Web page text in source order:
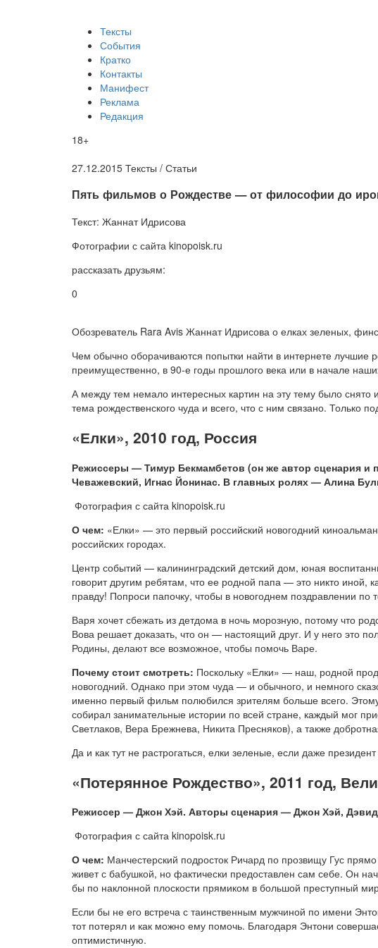
Тексты
События
Кратко
Контакты
Манифест
Реклама
Редакция
18+
27.12.2015 Тексты / Статьи
​Пять фильмов о Рождестве — от философии до
Текст: Жаннат Идрисова
Фотографии с сайта kinopoisk.ru
рассказать друзьям:
0
Обозреватель Rara Avis Жаннат Идрисова о елках зеленых,
Чем обычно оборачиваются попытки найти в интернете лучшие
преимущественно, в 90-е годы прошлого века или в начале
А между тем немало интересных картин на эту тему было
тема рождественского чуда и всего, что с ним связано.
«Елки», 2010 год, Россия
Режиссеры — Тимур Бекмамбетов (он же автор сценария
Чеважевский, Игнас Йонинас. В главных ролях — Алина
Фотография с сайта kinopoisk.ru
О чем: «Елки» — это первый российский новогодний
российских городах.
Центр событий — калининградский детский дом, юная
говорит другим ребятам, что ее родной папа — это никто иной,
правду! Попроси папочку, чтобы в новогоднем поздравлении
Варя хочет сбежать из детдома в ночь морозную, потому что
Вова решает доказать, что он — настоящий друг. И у него это
Родины, делают все возможное, чтобы помочь Варе.
Почему стоит смотреть: Поскольку «Елки» — наш, родной
новогодний. Однако при этом чуда — и обычного, и немного
именно первый фильм полюбился зрителям больше всего.
собирал занимательные истории по всей стране, каждый мог
Светлаков, Вера Брежнева, Никита Пресняков), а также
Да и как тут не растрогаться, елки зеленые, если даже
«Потерянное Рождество», 2011 год,
Режиссер — Джон Хэй. Авторы сценария — Джон Хэй,
Фотография с сайта kinopoisk.ru
О чем: Манчестерский подросток Ричард по прозвищу Гус
живет с бабушкой, но фактически предоставлен сам себе. Он
бы по наклонной плоскости прямиком в большой преступный
Если бы не его встреча с таинственным мужчиной по имени
тот потерял и как можно ему помочь. Благодаря Энтони
оптимистичную.